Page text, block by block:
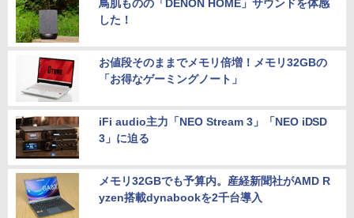
鳥肌ものの「DENON HOME」サウンドを体感
した！
お値段そのままでメモリ倍増！メモリ32GBの
「お得なゲーミングノート」
iFi audio主力「NEO Stream 3」「NEO iDSD
3」に迫る
メモリ32GBでも予算内。産経新聞社がAMD R
yzen搭載dynabookを2千台導入